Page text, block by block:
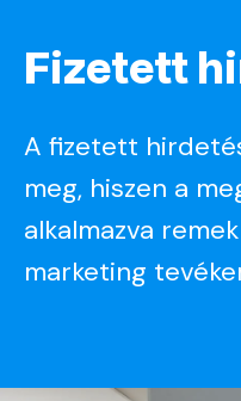
Fizetett
A fizetett
meg, hiszen a
alkalmazva
marketing